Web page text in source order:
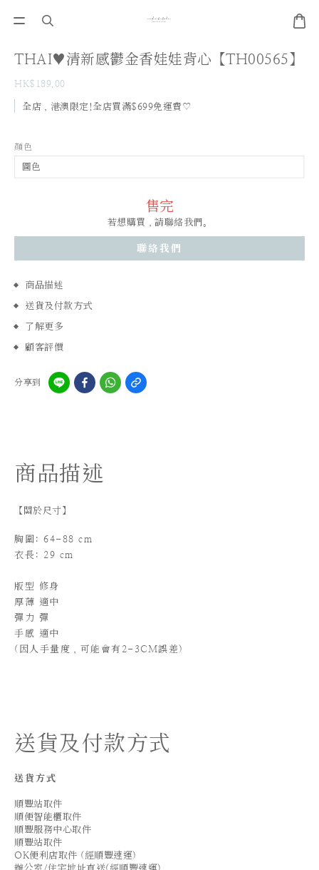
THAI♥清新感鬱金香娃娃背心【TH00565】
HK$189.00
全店，港澳限定!全店買滿$699免運費♡
顏色
售完
若想購買，請聯絡我們。
聯絡我們
商品描述
送貨及付款方式
了解更多
顧客評價
分享到
商品描述
【關於尺寸】
胸圍: 64-88 cm
衣長: 29 cm
版型 修身
厚薄 適中
彈力 彈
手感 適中
( 因人手量度，可能會有2-3CM誤差)
送貨及付款方式
送貨方式
順豐站取件
順便智能櫃取件
順豐服務中心取件
順豐站取件
OK便利店取件 (經順豐速運)